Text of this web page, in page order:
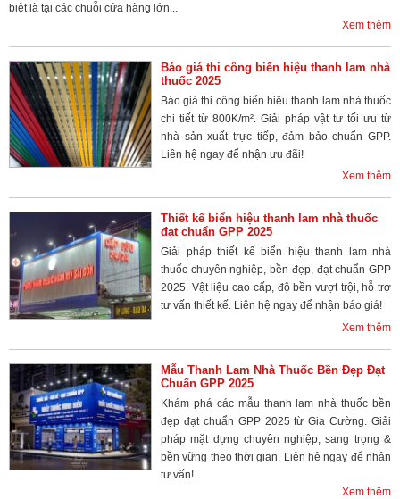
biệt là tại các chuỗi cửa hàng lớn...
Xem thêm
Báo giá thi công biển hiệu thanh lam nhà
thuốc 2025
Báo giá thi công biển hiệu thanh lam nhà thuốc
chi tiết từ 800K/m². Giải pháp vật tư tối ưu từ
nhà sản xuất trực tiếp, đảm bảo chuẩn GPP.
Liên hệ ngay để nhận ưu đãi!
Xem thêm
Thiết kế biển hiệu thanh lam nhà thuốc
đạt chuẩn GPP 2025
Giải pháp thiết kế biển hiệu thanh lam nhà
thuốc chuyên nghiệp, bền đẹp, đạt chuẩn GPP
2025. Vật liệu cao cấp, độ bền vượt trội, hỗ trợ
tư vấn thiết kế. Liên hệ ngay để nhận báo giá!
Xem thêm
Mẫu Thanh Lam Nhà Thuốc Bền Đẹp Đạt
Chuẩn GPP 2025
Khám phá các mẫu thanh lam nhà thuốc bền
đẹp đạt chuẩn GPP 2025 từ Gia Cường. Giải
pháp mặt dựng chuyên nghiệp, sang trọng &
bền vững theo thời gian. Liên hệ ngay để nhận
tư vấn!
Xem thêm